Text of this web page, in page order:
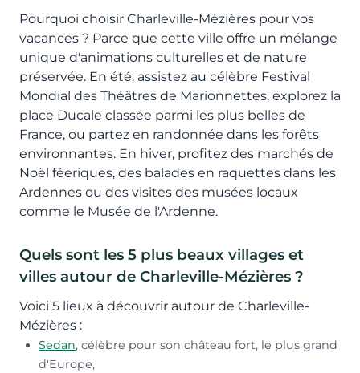
Pourquoi choisir Charleville-Mézières pour vos
vacances ? Parce que cette ville offre un mélange
unique d'animations culturelles et de nature
préservée. En été, assistez au célèbre Festival
Mondial des Théâtres de Marionnettes, explorez la
place Ducale classée parmi les plus belles de
France, ou partez en randonnée dans les forêts
environnantes. En hiver, profitez des marchés de
Noël féeriques, des balades en raquettes dans les
Ardennes ou des visites des musées locaux
comme le Musée de l'Ardenne.
Quels sont les 5 plus beaux villages et
villes autour de Charleville-Mézières ?
Voici 5 lieux à découvrir autour de Charleville-
Mézières :
Sedan, célèbre pour son château fort, le plus grand
d'Europe,